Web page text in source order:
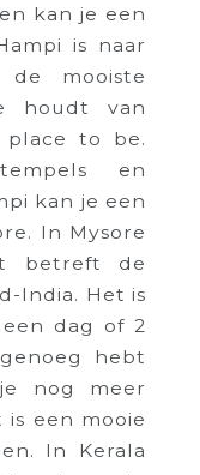
kan je een
is naar
mooiste
houdt van
to be.
en
kan je een
In Mysore
betreft de
India. Het is
dag of 2
hebt
nog meer
een mooie
In Kerala